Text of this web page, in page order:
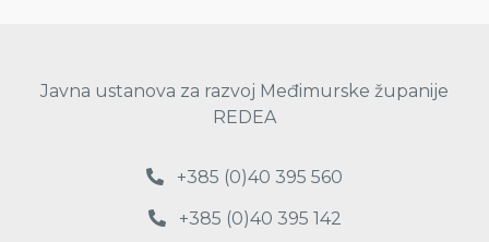
Javna ustanova za razvoj Međimurske županije
REDEA
+385 (0)40 395 560
+385 (0)40 395 142